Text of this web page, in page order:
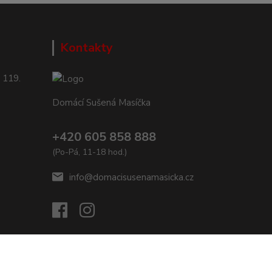
119.
Kontakty
Domácí Sušená Masíčka
+420 605 858 888
(Po-Pá, 11-18 hod.)
info@domacisusenamasicka.cz